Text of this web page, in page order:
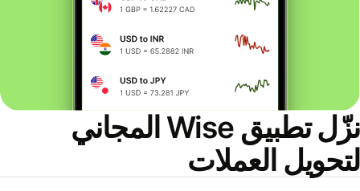
نزّل تطبيق Wise المجاني
العملات